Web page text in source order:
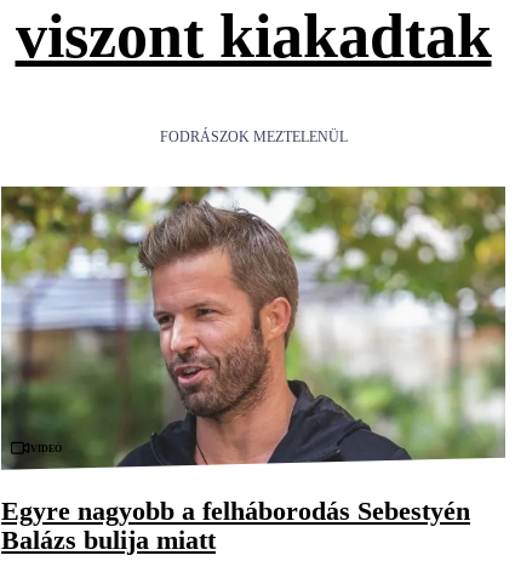
viszont kiakadtak
FODRÁSZOK MEZTELENÜL
Videó
Egyre nagyobb a felháborodás Sebestyén
Balázs bulija miatt